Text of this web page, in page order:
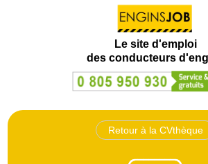
Le site d'emploi
des conducteurs
Retour à la CVthèque